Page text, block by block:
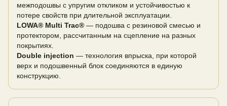
межподошвы с упругим откликом и устойчивостью к
потере свойств при длительной эксплуатации.
LOWA® Multi Trac® — подошва с резиновой смесью и
протектором, рассчитанным на сцепление на разных
покрытиях.
Double injection — технология впрыска, при которой
верх и подошвенный блок соединяются в единую
конструкцию.